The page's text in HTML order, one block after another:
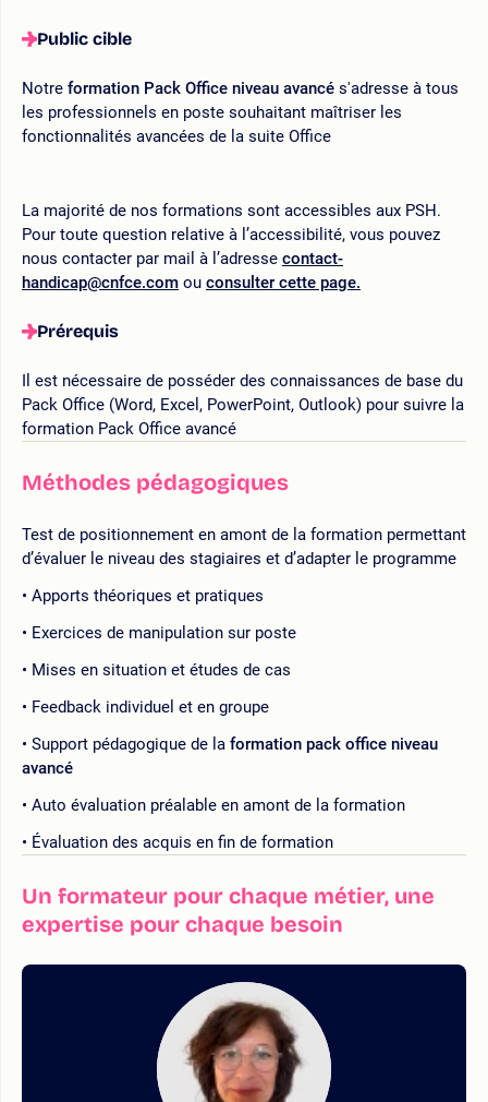
Public cible
Notre formation Pack Office niveau avancé s'adresse à tous
les professionnels en poste souhaitant maîtriser les
fonctionnalités avancées de la suite Office
La majorité de nos formations sont accessibles aux PSH.
Pour toute question relative à l’accessibilité, vous pouvez
nous contacter par mail à l’adresse contact-
handicap@cnfce.com ou consulter cette page.
Prérequis
Il est nécessaire de posséder des connaissances de base du
Pack Office (Word, Excel, PowerPoint, Outlook) pour suivre la
formation Pack Office avancé
Méthodes pédagogiques
Test de positionnement en amont de la formation permettant
d’évaluer le niveau des stagiaires et d’adapter le programme
Apports théoriques et pratiques
Exercices de manipulation sur poste
Mises en situation et études de cas
Feedback individuel et en groupe
Support pédagogique de la formation pack office niveau
avancé
Auto évaluation préalable en amont de la formation
Évaluation des acquis en fin de formation
Un formateur pour chaque métier, une
expertise pour chaque besoin